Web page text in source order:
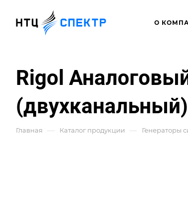
О
Rigol
Главная — Каталог продукции — Генераторы